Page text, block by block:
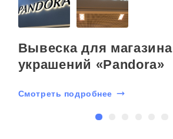
Вывеска для магазина
украшений «Pandora»
Смотреть подробнее